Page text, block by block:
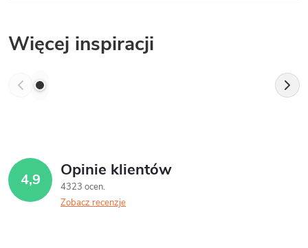
Więcej inspiracji
4,9 Opinie klientów
4323 ocen
Zobacz recenzje